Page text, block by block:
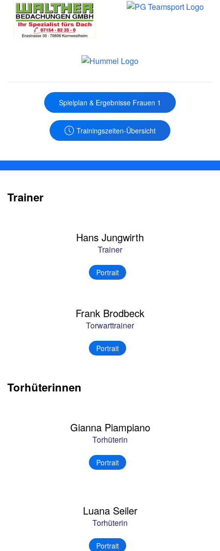
Spielplan & Ergebnisse Frauen 1
Trainingszeiten-Übersicht
Trainer
Hans Jungwirth
Trainer
Portrait
Frank Brodbeck
Torwarttrainer
Portrait
Torhüterinnen
Gianna Piampiano
Torhüterin
Portrait
Luana Seiler
Torhüterin
Portrait